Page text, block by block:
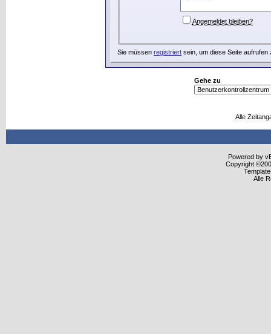
Angemeldet bleiben?
Sie müssen registriert sein, um diese Seite aufrufen
Gehe zu
Alle
Powered by
Copyright
Alle